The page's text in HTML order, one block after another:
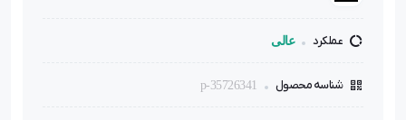
عملکرد عالی
شناسه محصول p-35726341